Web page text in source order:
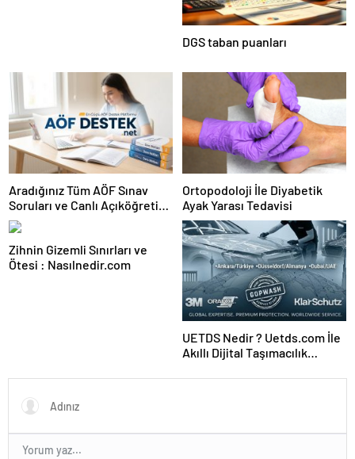
DGS taban puanları
Aradığınız Tüm AÖF Sınav
Soruları ve Canlı Açıköğretim
Forumu Burada
Ortopodoloji İle Diyabetik
Ayak Yarası Tedavisi
Zihnin Gizemli Sınırları ve
Ötesi : Nasılnedir.com
UETDS Nedir ? Uetds.com İle
Akıllı Dijital Taşımacılık